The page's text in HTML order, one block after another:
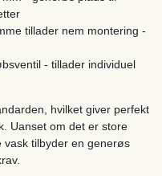
tillader nem montering -
- tillader individuel
hvilket giver perfekt
Uanset om det er store
vask tilbyder en generøs